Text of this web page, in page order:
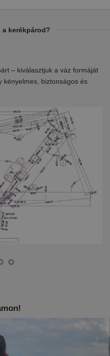
a kerékpárod?
– kiválasztjuk a váz formáját
kényelmes, biztonságos és